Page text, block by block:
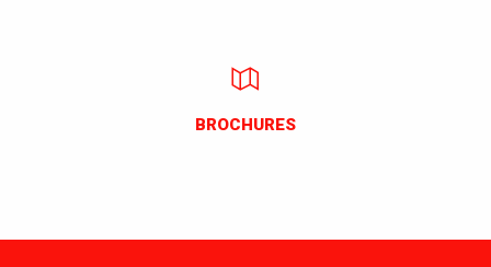
BROCHURES